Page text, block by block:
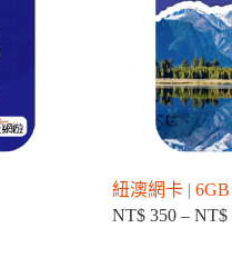
紐澳網卡 |
NT$350 – NT$